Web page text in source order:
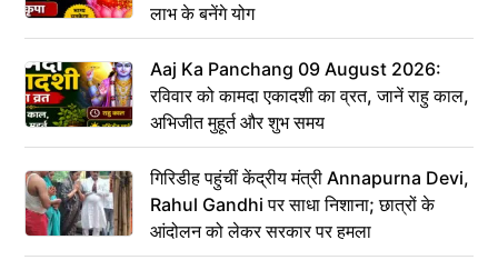
लाभ के बनेंगे योग
Aaj Ka Panchang 09 August 2026:
रविवार को कामदा एकादशी का व्रत, जानें राहु काल,
अभिजीत मुहूर्त और शुभ समय
गिरिडीह पहुंचीं केंद्रीय मंत्री Annapurna Devi,
Rahul Gandhi पर साधा निशाना; छात्रों के
आंदोलन को लेकर सरकार पर हमला